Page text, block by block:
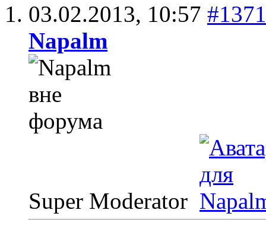
03.02.2013, 10:57 #1371
Napalm
Super Moderator